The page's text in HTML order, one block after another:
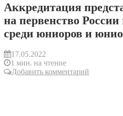
Аккредитация
на первенство
среди юниоров и
17.05.2022
1 мин. на чтение
Добавить комментарий